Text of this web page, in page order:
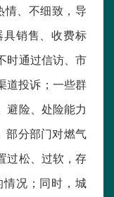
情、不细致，导
销售、收费标
时通过信访、市
道投诉；一些群
避险、处险能力
部分部门对燃气
过松、过软，存
况；同时，城